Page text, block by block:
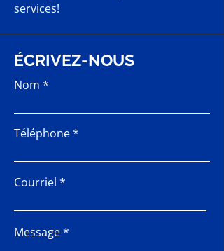
services!
ÉCRIVEZ-NOUS
Nom
Téléphone
Courriel
Message